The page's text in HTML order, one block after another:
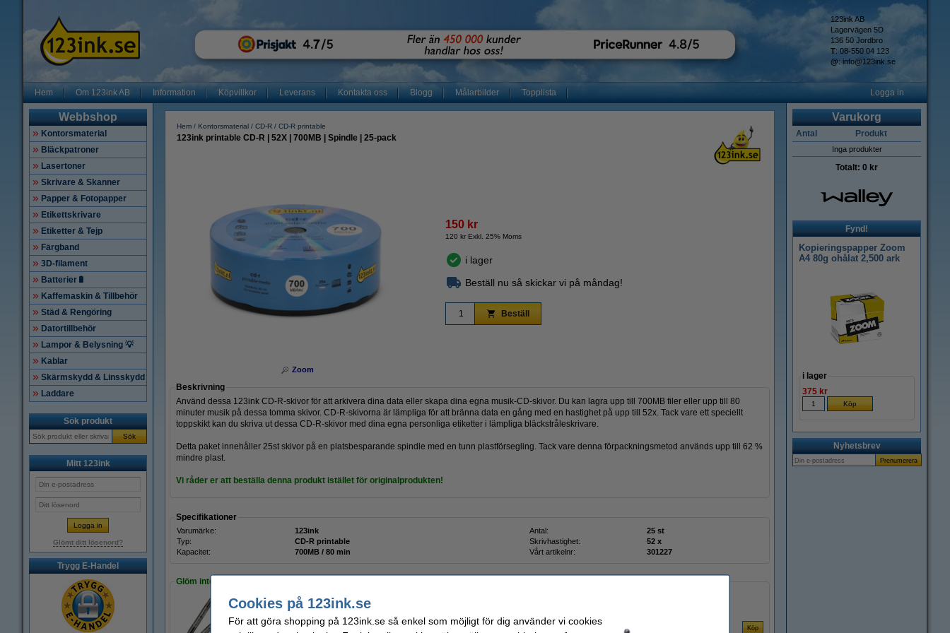
123ink AB
Lagervägen 5D
136 50 Jordbro
T: 08-550 04 123
@: info@123ink.se
Hem Om 123ink AB Information Köpvillkor Leverans Kontakta oss Blogg Målarbilder Topplista Logga in
Webbshop
Kontorsmaterial
Bläckpatroner
Lasertoner
Skrivare & Skanner
Papper & Fotopapper
Etikettskrivare
Etiketter & Tejp
Färgband
3D-filament
Batterier🔋
Kaffemaskin & Tillbehör
Städ & Rengöring
Datortillbehör
Lampor & Belysning 💡
Kablar
Skärmskydd & Linsskydd
Laddare
Sök produkt
Sök
Mitt 123ink
Glömt ditt lösenord?
Trygg E-Handel
Hem Kontorsmaterial CD-R CD-R printable
123ink printable CD-R | 52X | 700MB | Spindle | 25-pack
Zoom
150 kr
120 kr Exkl. 25% Moms
i lager
Beställ nu så skickar vi på måndag!
Beställ
Beskrivning
Använd dessa 123ink CD-R-skivor för att arkivera dina data eller skapa dina egna musik-CD-skivor. Du kan lagra upp till 700MB filer eller upp till 80
minuter musik på dessa tomma skivor. CD-R-skivorna är lämpliga för att bränna data en gång med en hastighet på upp till 52x. Tack vare ett speciellt
toppskikt kan du skriva ut dessa CD-R-skivor med dina egna personliga etiketter i lämpliga bläckstråleskrivare.
Detta paket innehåller 25st skivor på en platsbesparande spindle med en tunn plastförsegling. Tack vare denna förpackningsmetod används upp till 62 %
mindre plast.
Vi råder er att beställa denna produkt istället för originalprodukten!
Specifikationer
Varumärke: 123ink Antal:
25 st
Typ:
CD-R printable Skrivhastighet:
52 x
Kapacitet:
700MB / 80 min Vårt artikelnr: 301227
Glöm inte att beställa!
Märkpenna CD/DVD 1.0mm | 123ink | sorterade färger | 3st
Varukorg
Antal Produkt
Inga produkter
Totalt: 0 kr
Fynd!
Kopieringspapper Zoom
A4 80g ohålat 2,500 ark
i lager
375 kr
Nyhetsbrev
Cookies på 123ink.se
För att göra shopping på 123ink.se så enkel som möjligt för dig använder vi cookies